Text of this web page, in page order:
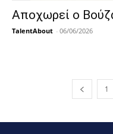
Αποχωρεί ο
TalentAbout - 06/06/2026
1